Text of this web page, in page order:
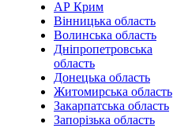
АР Крим
Вінницька область
Волинська область
Дніпропетровська
область
Донецька область
Житомирська область
Закарпатська область
Запорізька область